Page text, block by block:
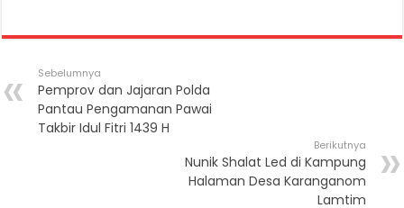
Sebelumnya
Pemprov dan Jajaran Polda
Pantau Pengamanan Pawai
Takbir Idul Fitri 1439 H
Berikutnya
Nunik Shalat Led di Kampung
Halaman Desa Karanganom
Lamtim